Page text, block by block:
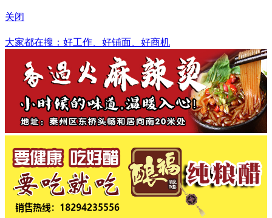
关闭
大家都在搜：好工作、好铺面、好商机